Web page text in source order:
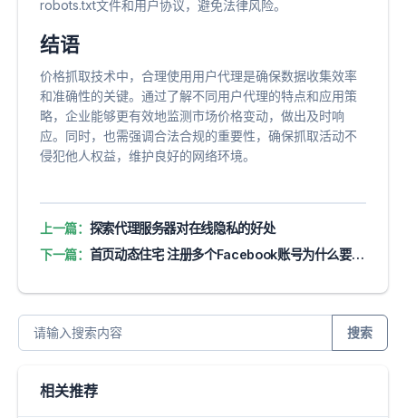
robots.txt文件和用户协议，避免法律风险。
结语
价格抓取技术中，合理使用用户代理是确保数据收集效率
和准确性的关键。通过了解不同用户代理的特点和应用策
略，企业能够更有效地监测市场价格变动，做出及时响
应。同时，也需强调合法合规的重要性，确保抓取活动不
侵犯他人权益，维护良好的网络环境。
上一篇： 探索代理服务器对在线隐私的好处
下一篇： 首页动态住宅 注册多个Facebook账号为什么要用动态IP？
搜索
相关推荐